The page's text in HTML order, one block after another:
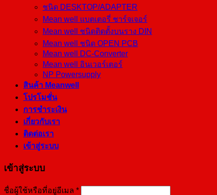
ชนิด DESKTOP/ADAPTER
Mean well แบตเตอรี่ ชาร์จเจอร์
Mean well ชนิดติดตั้งบนราง DIN
Mean well ชนิด OPEN PCB
Mean well DC-Converter
Mean well อินเวอร์เตอร์
NP Powersupply
สินค้า Meanwell
โปรโมชั่น
การชำระเงิน
เกี่ยวกับเรา
ติดต่อเรา
เข้าสู่ระบบ
เข้าสู่ระบบ
ชื่อผู้ใช้หรือที่อยู่อีเมล *